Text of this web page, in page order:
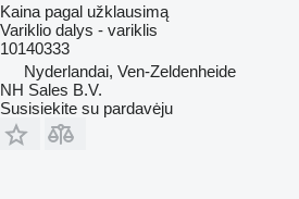
Kaina pagal užklausimą
Variklio dalys - variklis
10140333
Nyderlandai, Ven-Zeldenheide
NH Sales B.V.
Susisiekite su pardavėju